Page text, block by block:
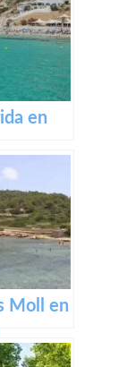
en
Moll en